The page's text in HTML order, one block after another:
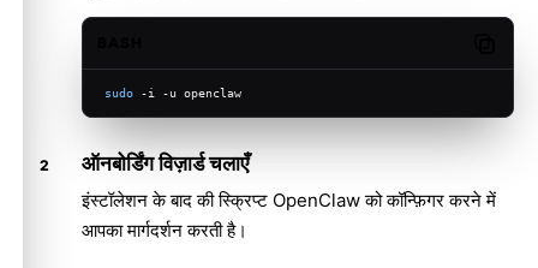
sudo -i -u openclaw
ऑनबोर्डिंग विज़ार्ड चलाएँ
इंस्टॉलेशन के बाद की स्क्रिप्ट OpenClaw को कॉन्फ़िगर करने में
आपका मार्गदर्शन करती है।